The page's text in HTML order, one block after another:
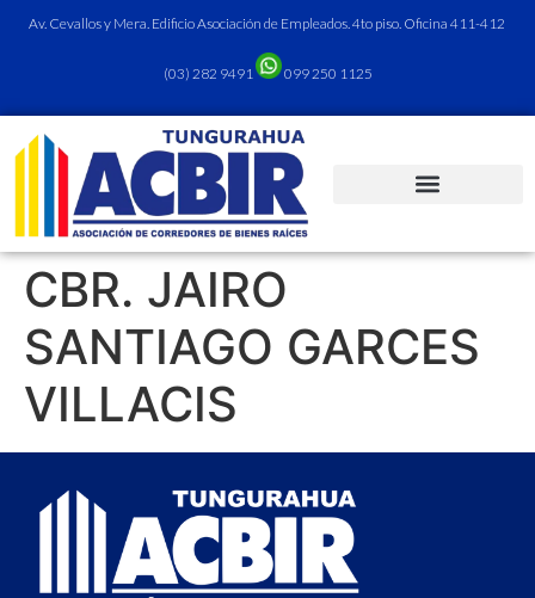
Av. Cevallos y Mera. Edificio Asociación de Empleados. 4to piso. Oficina 411-412
(03) 282 9491 099 250 1125
CBR. JAIRO
SANTIAGO GARCES
VILLACIS